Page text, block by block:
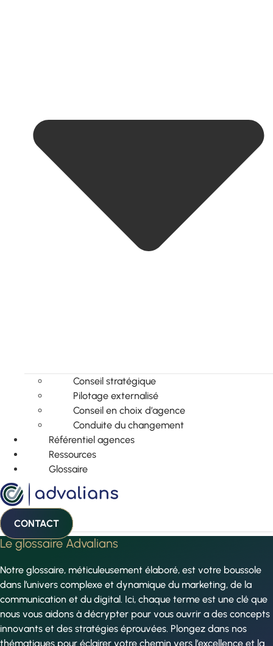
Conseil stratégique
Pilotage externalisé
Conseil en choix d’agence
Conduite du changement
Référentiel agences
Ressources
Glossaire
CONTACT
Le glossaire Advalians
Notre glossaire, méticuleusement élaboré, est votre boussole
dans l’univers complexe et dynamique du marketing, de la
communication et du digital. Ici, chaque terme est une clé que
nous vous aidons à décrypter pour vous ouvrir a des concepts
innovants et des stratégies éprouvées. Plongez dans nos
thématiques pour éclairer votre chemin vers l’excellence et la